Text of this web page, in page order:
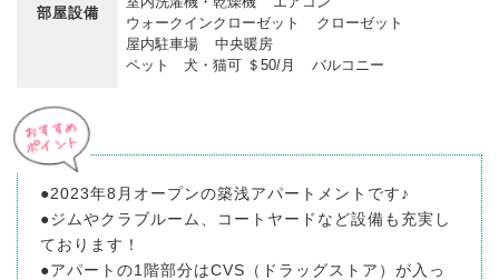
部屋設備
ウォークインクローゼット
クローゼット
屋内駐車場
中央暖房
ペット 犬・猫可 ＄50/月 バルコニー
●2023年8月オープンの築浅アパートメントです♪
●ジムやクラブルーム、コートヤードなど設備も充実し
ております！
●アパートの1階部分はCVS（ドラッグストア）が入っ